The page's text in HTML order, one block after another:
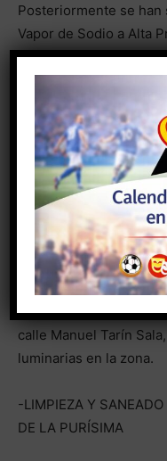
Posteriormente se han
Vapor de Sodio a Alta
farolas situadas en la
parque.
-CAMBIO DE
SÁNCHEZ DE
En la calle Joaquín
32 luminarias
difusores muy
solar, por luminarias
150W de Vapor de
también se ha
calle Manuel Tarín
luminarias en la zona.
-LIMPIEZA Y
DE LA PURÍSIMA